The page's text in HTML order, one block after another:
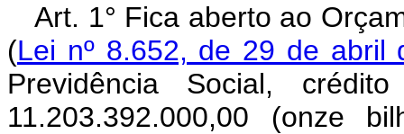
Art. 1° Fica aberto ao
(Lei nº 8.652, de 29 de abril
Previdência Social,
11.203.392.000,00 (onze